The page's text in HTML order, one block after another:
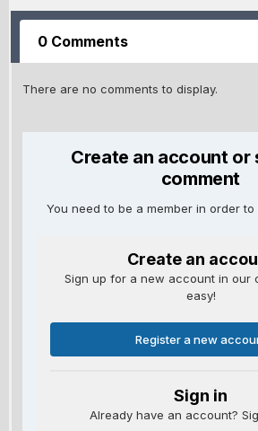
0 Comments
There are no comments to display.
Create an account or
comment
You need to be a member in order
Create an
Sign up for a new account in our
easy!
Register a new
Sign in
Already have an account?